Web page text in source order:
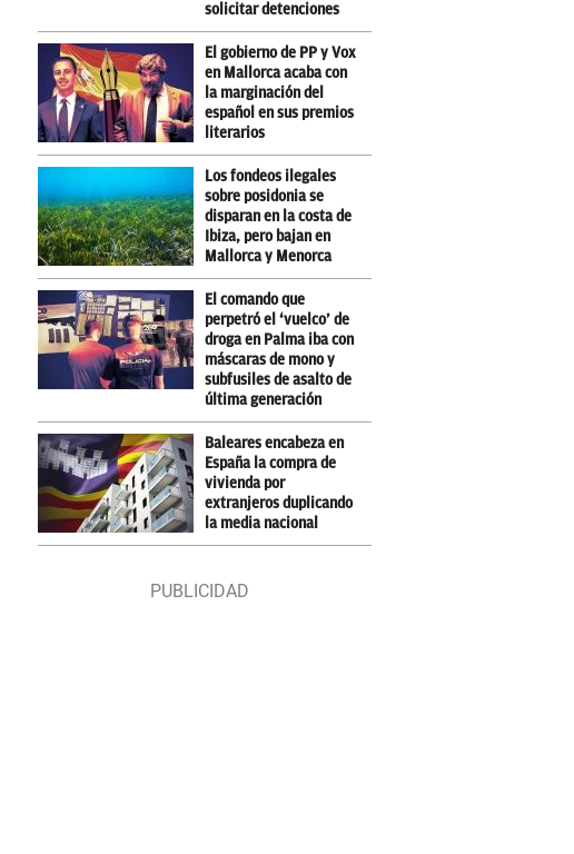
solicitar detenciones
El gobierno de PP y Vox
en Mallorca acaba con
la marginación del
español en sus premios
literarios
Los fondeos ilegales
sobre posidonia se
disparan en la costa de
Ibiza, pero bajan en
Mallorca y Menorca
El comando que
perpetró el ‘vuelco’ de
droga en Palma iba con
máscaras de mono y
subfusiles de asalto de
última generación
Baleares encabeza en
España la compra de
vivienda por
extranjeros duplicando
la media nacional